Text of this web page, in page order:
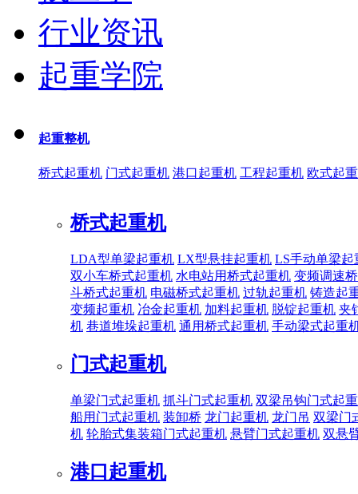
行业资讯
起重学院
起重整机
桥式起重机 门式起重机 港口起重机 工程起重机 欧式起
桥式起重机
LDA型单梁起重机 LX型悬挂起重机 LS手动单梁起
双小车桥式起重机 水电站用桥式起重机 变频调速
斗桥式起重机 电磁桥式起重机 过轨起重机 铸造起
变频起重机 冶金起重机 加料起重机 脱锭起重机 夹
机 巷道堆垛起重机 通用桥式起重机 手动梁式起重
门式起重机
单梁门式起重机 抓斗门式起重机 双梁吊钩门式起
船用门式起重机 装卸桥 龙门起重机 龙门吊 双梁门
机 轮胎式集装箱门式起重机 悬臂门式起重机 双悬
港口起重机